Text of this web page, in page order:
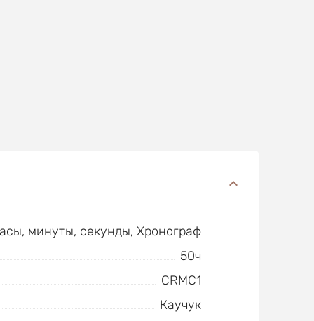
минуты, секунды, Хронограф
50ч
CRMC1
Каучук